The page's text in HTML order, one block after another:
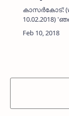
കാസര്‍കോട്:
10.02.2018)
പോപ്പുലര്‍